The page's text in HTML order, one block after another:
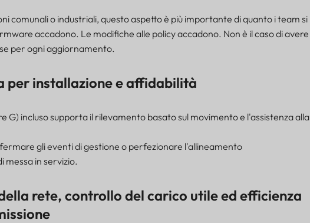
comunali o industriali, questo aspetto è più importante di quanto i team si
accadono. Le modifiche alle policy accadono. Non è il caso di avere
per ogni aggiornamento.
per installazione e affidabilità
G) incluso supporta il rilevamento basato sul movimento e l'assistenza alla
gli eventi di gestione o perfezionare l'allineamento
messa in servizio.
rete, controllo del carico utile ed efficienza